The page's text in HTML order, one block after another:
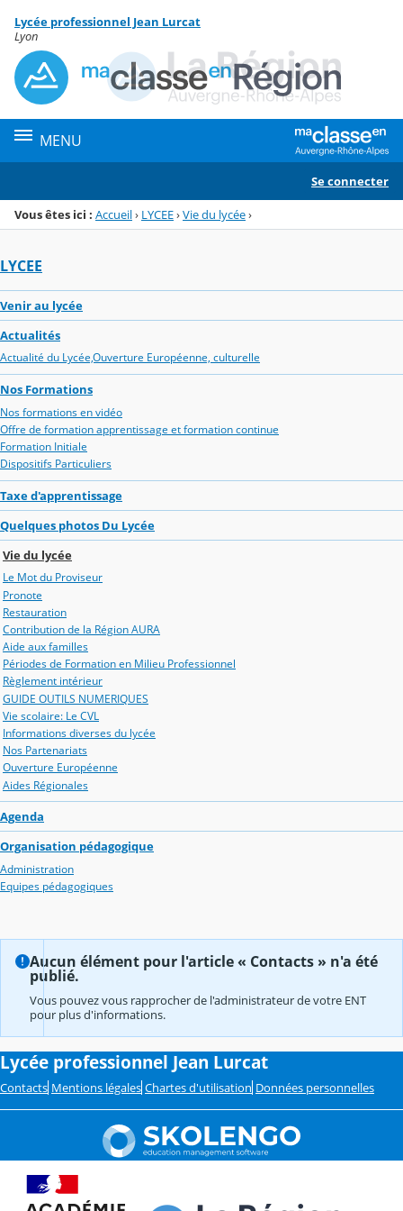
Menu de la rubrique
Contenu
Lycée professionnel Jean Lurcat
Lyon
MENU
Se connecter
Vous êtes ici : Accueil› LYCEE›Vie du lycée›
LYCEE
Venir au lycée
Actualités
Actualité du Lycée,Ouverture Européenne, culturelle
Nos Formations
Nos formations en vidéo
Offre de formation apprentissage et formation continue
Formation Initiale
Dispositifs Particuliers
Taxe d'apprentissage
Quelques photos Du Lycée
Vie du lycée
Le Mot du Proviseur
Pronote
Restauration
Contribution de la Région AURA
Aide aux familles
Périodes de Formation en Milieu Professionnel
Règlement intérieur
GUIDE OUTILS NUMERIQUES
Vie scolaire: Le CVL
Informations diverses du lycée
Nos Partenariats
Ouverture Européenne
Aides Régionales
Agenda
Organisation pédagogique
Administration
Equipes pédagogiques
Aucun élément pour l'article « Contacts » n'a été
publié.
Vous pouvez vous rapprocher de l'administrateur de votre ENT
pour plus d'informations.
Lycée professionnel Jean Lurcat
Contacts Mentions légales Chartes d'utilisation Données personnelles